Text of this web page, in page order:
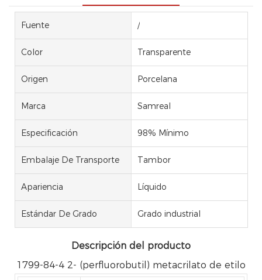
Fuente /
Color Transparente
Origen Porcelana
Marca Samreal
Especificación 98% Mínimo
Embalaje De Transporte Tambor
Apariencia Líquido
Estándar De Grado Grado industrial
Descripción del producto
1799-84-4 2- (perfluorobutil) metacrilato de etilo